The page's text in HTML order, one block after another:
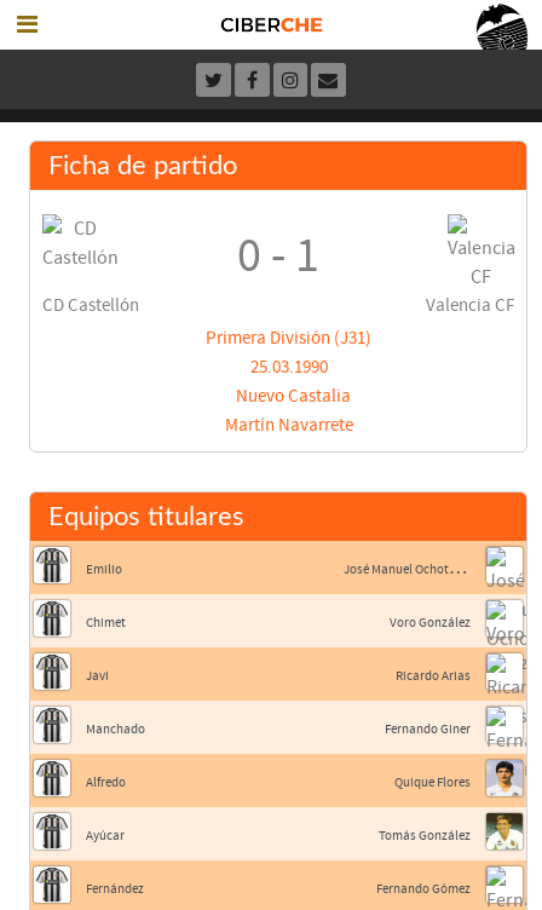
Ficha de partido
CD Castellón
0 - 1
Valencia CF
Primera División (J31)
25.03.1990
Nuevo Castalia
Martín Navarrete
Equipos titulares
Emilio
Chimet
Javi
Manchado
Alfredo
Ayúcar
Fernández
J
osé Manuel Ochotorena
Voro González
Ricardo Arias
Fernando Giner
Quique Flores
Tomás González
Fernando Gómez